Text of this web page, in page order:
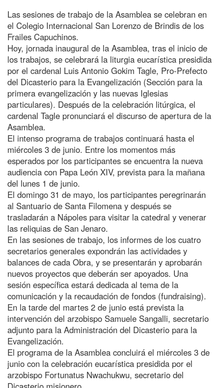
Las sesiones de trabajo de la Asamblea se celebran en
el Colegio Internacional San Lorenzo de Brindis de los
Frailes Capuchinos.
Hoy, jornada inaugural de la Asamblea, tras el inicio de
los trabajos, se celebrará la liturgia eucarística presidida
por el cardenal Luis Antonio Gokim Tagle, Pro-Prefecto
del Dicasterio para la Evangelización (Sección para la
primera evangelización y las nuevas Iglesias
particulares). Después de la celebración litúrgica, el
cardenal Tagle pronunciará el discurso de apertura de la
Asamblea.
El intenso programa de trabajos continuará hasta el
miércoles 3 de junio. Entre los momentos más
esperados por los participantes se encuentra la nueva
audiencia con Papa León XIV, prevista para la mañana
del lunes 1 de junio.
El domingo 31 de mayo, los participantes peregrinarán
al Santuario de Santa Filomena y después se
trasladarán a Nápoles para visitar la catedral y venerar
las reliquias de San Jenaro.
En las sesiones de trabajo, los informes de los cuatro
secretarios generales expondrán las actividades y
balances de cada Obra, y se presentarán y aprobarán
nuevos proyectos que deberán ser apoyados. Una
sesión específica estará dedicada al tema de la
comunicación y la recaudación de fondos (fundraising).
En la tarde del martes 2 de junio está prevista la
intervención del arzobispo Samuele Sangalli, secretario
adjunto para la Administración del Dicasterio para la
Evangelización.
El programa de la Asamblea concluirá el miércoles 3 de
junio con la celebración eucarística presidida por el
arzobispo Fortunatus Nwachukwu, secretario del